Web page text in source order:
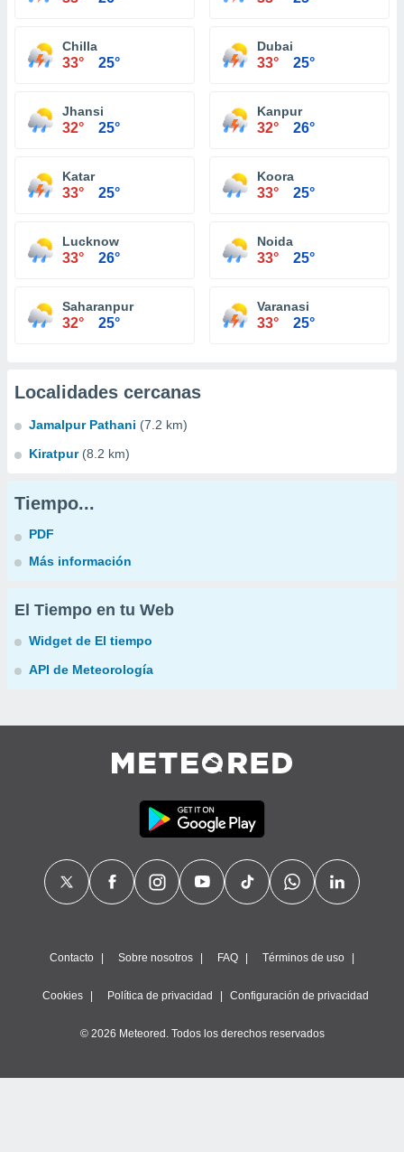
Chilla
33° 25°
Dubai
33° 25°
Jhansi
32° 25°
Kanpur
32° 26°
Katar
33° 25°
Koora
33° 25°
Lucknow
33° 26°
Noida
33° 25°
Saharanpur
32° 25°
Varanasi
33° 25°
Localidades cercanas
Jamalpur Pathani (7.2 km)
Kiratpur (8.2 km)
Tiempo...
PDF
Más información
El Tiempo en tu Web
Widget de El tiempo
API de Meteorología
Contacto Sobre nosotros FAQ Términos de uso
Cookies Política de privacidad Configuración de privacidad
© 2026 Meteored. Todos los derechos reservados